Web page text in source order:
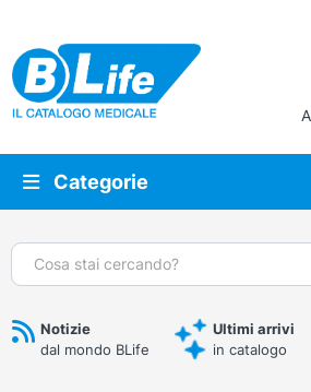
Vai al contenuto principale
Categorie
Cerca:
Notizie
dal mondo BLife
Ultimi arrivi
in catalogo